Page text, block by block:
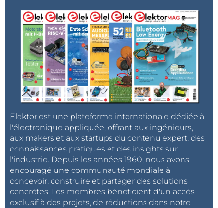
Elektor est une plateforme internationale dédiée à
l'électronique appliquée, offrant aux ingénieurs,
aux makers et aux startups du contenu expert, des
connaissances pratiques et des insights sur
l'industrie. Depuis les années 1960, nous avons
encouragé une communauté mondiale à
concevoir, construire et partager des solutions
concrètes. Les membres bénéficient d'un accès
exclusif à des projets, de réductions dans notre